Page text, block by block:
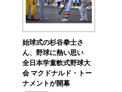
始球式の杉谷拳士さ
ん、野球に熱い思い
全日本学童軟式野球大
会 マクドナルド・トー
ナメントが開幕